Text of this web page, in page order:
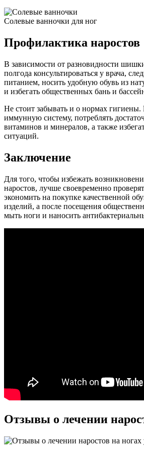
Солевые ванночки для ног
Профилактика наростов
В зависимости от разновидности
полгода консультироваться у врача,
питанием, носить удобную обувь из
и избегать общественных бань и
Не стоит забывать и о нормах гигиены.
иммунную систему, потреблять
витаминов и минералов, а также
ситуаций.
Заключение
Для того, чтобы избежать
наростов, лучше своевременно
экономить на покупке качественной
изделий, а после посещения
мыть ноги и наносить
Отзывы о лечении